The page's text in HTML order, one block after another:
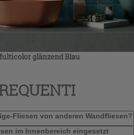
glänzend Blau
Fliesen von anderen Wandfliesen?
im Innenbereich eingesetzt